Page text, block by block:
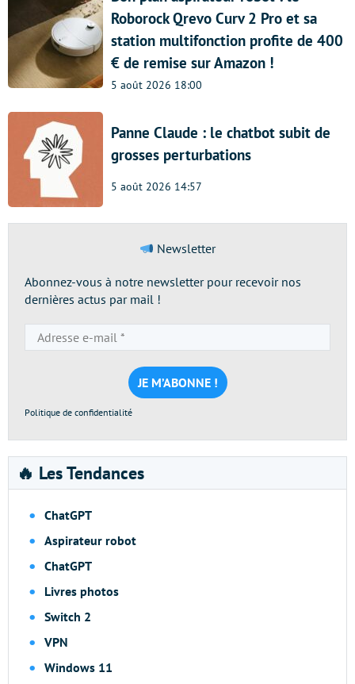
Roborock Qrevo Curv 2 Pro et sa
station multifonction profite de 400
€ de remise sur Amazon !
5 août 2026 18:00
Panne Claude : le chatbot subit de
grosses perturbations
5 août 2026 14:57
Newsletter
Abonnez-vous à notre newsletter pour recevoir nos
dernières actus par mail !
e-
mail
*
Politique de confidentialité
🔥 Les Tendances
ChatGPT
Aspirateur robot
ChatGPT
Livres photos
Switch 2
VPN
Windows 11